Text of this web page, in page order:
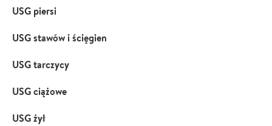
USG piersi
USG stawów i ścięgien
USG tarczycy
USG ciążowe
USG żył